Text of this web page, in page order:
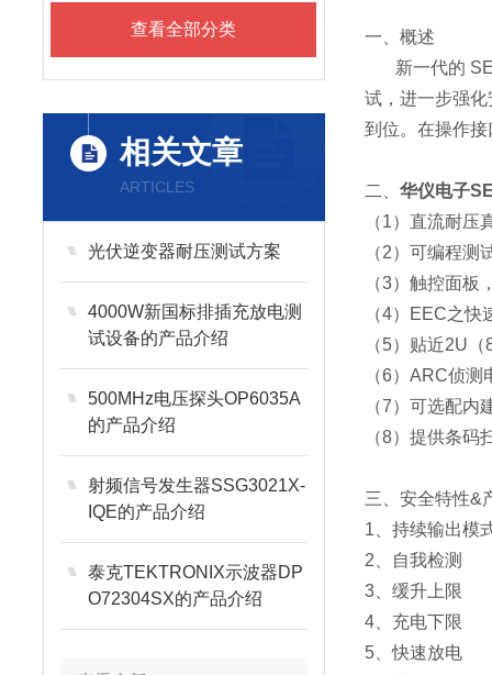
查看全部分类
相关文章
ARTICLES
光伏逆变器耐压测试方案
4000W新国标排插充放电测
试设备的产品介绍
500MHz电压探头OP6035A
的产品介绍
射频信号发生器SSG3021X-
IQE的产品介绍
泰克TEKTRONIX示波器DP
O72304SX的产品介绍
一、概述
新一代的 SE
试，进一步强
到位。在操作
二、华仪电子
（1）直流耐压
（2）可编程测
（3）触控面板
（4）EEC之
（5）贴近2U
（6）ARC侦
（7）可选配
（8）提供条
三、安全特性&
1、持续输出模
2、
自我检测
3、缓升上限
4、 充电下限
5、快速放电